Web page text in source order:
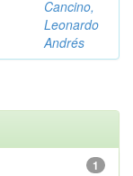
Cancino,
Leonardo
Andrés
1